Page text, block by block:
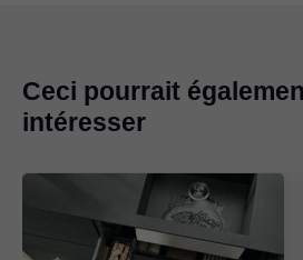
Ceci pourrait
intéresser